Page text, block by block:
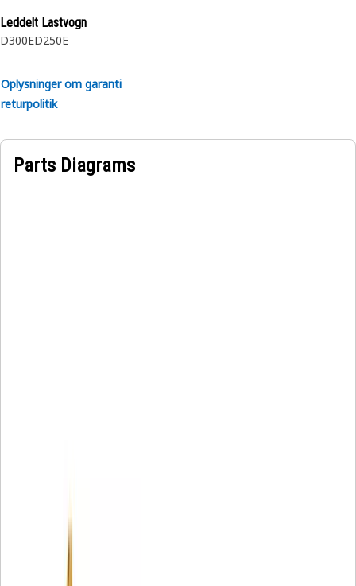
Leddelt Lastvogn
D300ED250E
Oplysninger om garanti
returpolitik
Parts Diagrams